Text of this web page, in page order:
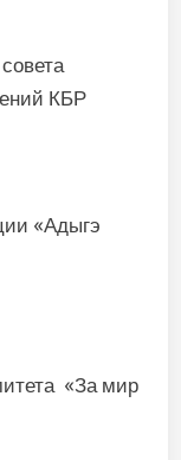
КБР
«Адыгэ
«За мир